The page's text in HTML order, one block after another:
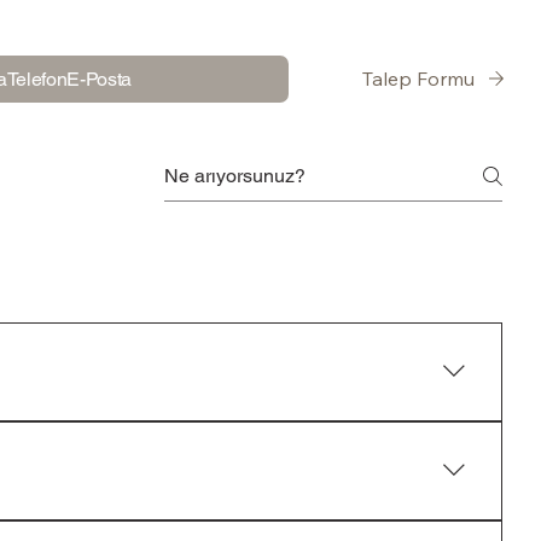
TelefonE-Posta Talep Formu